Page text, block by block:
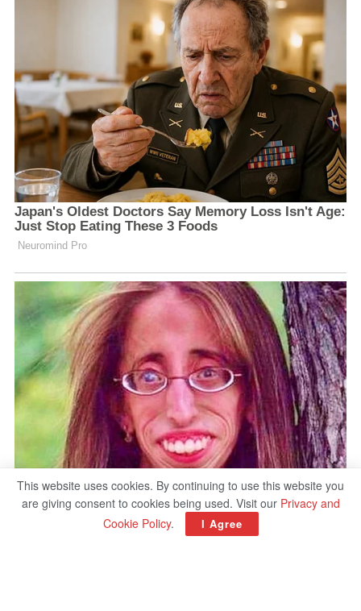
This website uses cookies. By continuing to use this website you
are giving consent to cookies being used. Visit our Privacy and
Cookie Policy. I Agree